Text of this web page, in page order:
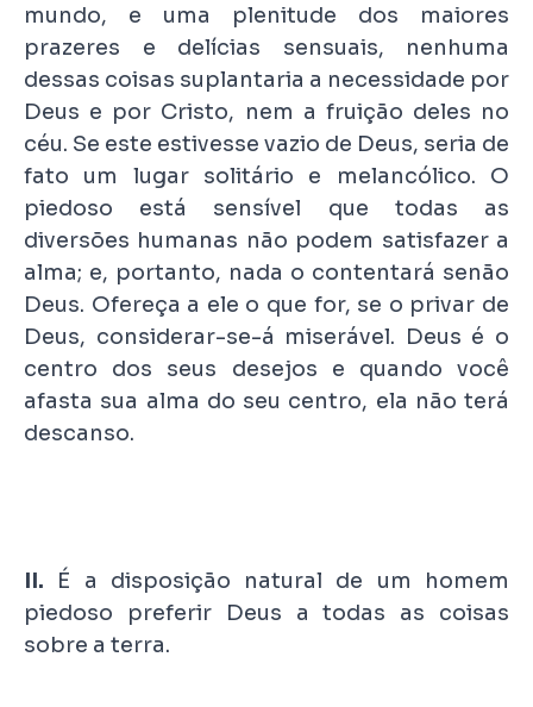
mundo, e uma plenitude dos maiores
prazeres e delícias sensuais, nenhuma
dessas coisas suplantaria a necessidade por
Deus e por Cristo, nem a fruição deles no
céu. Se este estivesse vazio de Deus, seria de
fato um lugar solitário e melancólico. O
piedoso está sensível que todas as
diversões humanas não podem satisfazer a
alma; e, portanto, nada o contentará senão
Deus. Ofereça a ele o que for, se o privar de
Deus, considerar-se-á miserável. Deus é o
centro dos seus desejos e quando você
afasta sua alma do seu centro, ela não terá
descanso.
II. É a disposição natural de um homem
piedoso preferir Deus a todas as coisas
sobre a terra.